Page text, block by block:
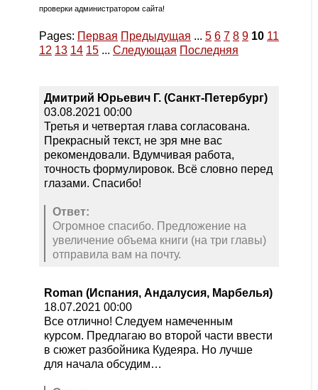
проверки администратором сайта!
Pages: Первая Предыдущая ... 5 6 7 8 9 10 11
12 13 14 15 ... Следующая Последняя
Дмитрий Юрьевич Г. (Санкт-Петербург)
03.08.2021 00:00
Третья и четвертая глава согласована.
Прекрасный текст, не зря мне вас
рекомендовали. Вдумчивая работа,
точность формулировок. Всё словно перед
глазами. Спасибо!
Ответ:
Огромное спасибо. Предложение на
увеличение объема книги (на три главы)
отправила вам на почту.
Roman (Испания, Андалусия, Марбелья)
18.07.2021 00:00
Все отлично! Следуем намеченным
курсом. Предлагаю во второй части ввести
в сюжет разбойника Кудеяра. Но лучше
для начала обсудим…